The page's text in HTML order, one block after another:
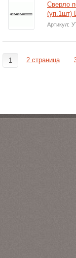
Сверло
(уп.1шт)
Артикул:
1 2 страница